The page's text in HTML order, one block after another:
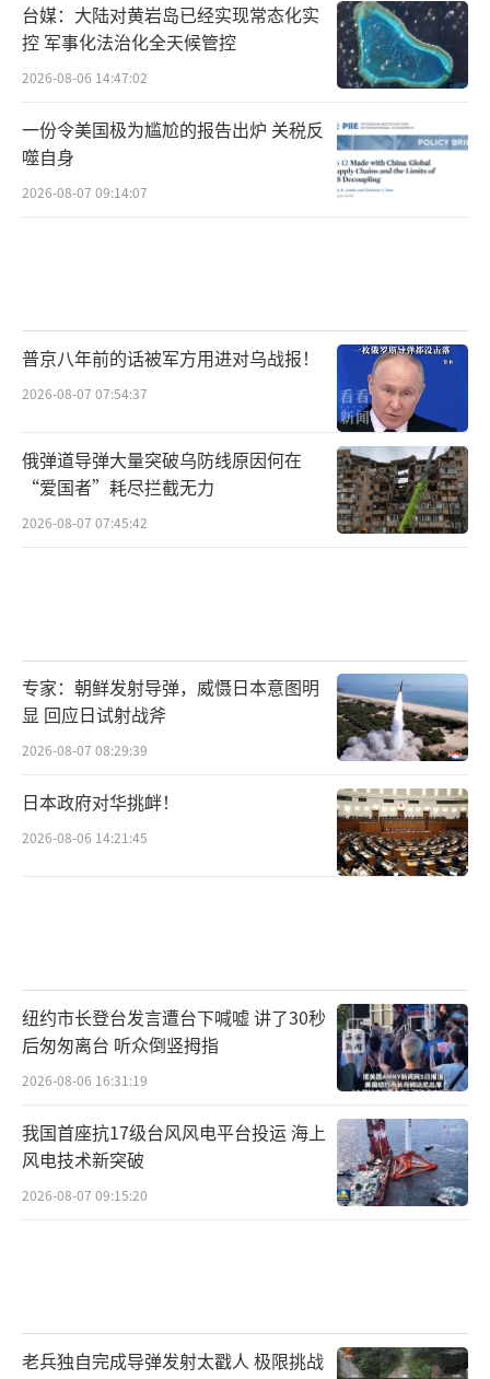
台媒：大陆对黄岩岛已经实现常态化实
控 军事化法治化全天候管控
2026-08-06 14:47:02
一份令美国极为尴尬的报告出炉 关税反
噬自身
2026-08-07 09:14:07
普京八年前的话被军方用进对乌战报！
2026-08-07 07:54:37
俄弹道导弹大量突破乌防线原因何在
“爱国者”耗尽拦截无力
2026-08-07 07:45:42
专家：朝鲜发射导弹，威慑日本意图明
显 回应日试射战斧
2026-08-07 08:29:39
日本政府对华挑衅！
2026-08-06 14:21:45
纽约市长登台发言遭台下喊嘘 讲了30秒
后匆匆离台 听众倒竖拇指
2026-08-06 16:31:19
我国首座抗17级台风风电平台投运 海上
风电技术新突破
2026-08-07 09:15:20
老兵独自完成导弹发射太戳人 极限挑战